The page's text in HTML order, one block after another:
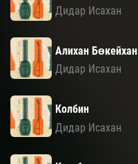
Дидар Исахан
Алихан Бөкейхан
Дидар Исахан
Колбин
Дидар Исахан